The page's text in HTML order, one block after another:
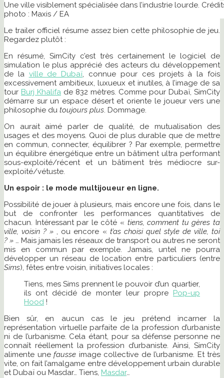
Une ville visiblement spécialisée dans l’industrie lourde.
photo : Maxis / EA
Le trailer officiel résume assez bien cette philosophie de jeu.
Regardez plutôt :
En résumé, SimCity c’est très certainement le logiciel de
simulation le plus apprécié des acteurs du développement
de la ville de Dubaï, connue pour ces projets à la fois
excessivement ambitieux, luxueux et inutiles, à l’image de sa
tour Burj Khalifa de 832 mètres. Comme pour Dubaï, SimCity
démarre sur un espace désert et oriente le joueur vers une
philosophie du toujours plus. Dommage.
On aurait aimé parler de qualité, de mutualisation des
usages et des moyens. Quoi de plus durable que de mettre
en commun, connecter, équilibrer ? Par exemple, permettre
un équilibre énergétique entre un bâtiment ultra performant
sous-exploité/récent et un bâtiment très médiocre sur-
exploité/vétuste.
Un espoir : le mode multijoueur en ligne.
Possibilité de jouer à plusieurs, mais encore une fois, dans le
but de confronter les performances quantitatives de
chacun. Intéressant par le côté « tiens, comment tu gères ta
ville, voisin ? » , ou encore « t’as choisi quel style de ville, toi
? » … Mais jamais les réseaux de transport ou autres ne seront
mis en commun par exemple. Jamais, untel ne pourra
développer un réseau de location entre particuliers (entre
Sims), fêtes entre voisin, initiatives locales :
Tiens, mes Sims prennent le pouvoir d’un quartier,
ils ont décidé de monter leur propre
Pop-up
Hood !
Bien sûr, en aucun cas le jeu prétend incarner la
représentation virtuelle parfaite de la profession d’urbaniste
ni de l’urbanisme. Cela étant, pour sa défense personne ne
connaît réellement la profession d’urbaniste. Ainsi, SimCity
alimente une fausse image collective de l’urbanisme. Et très
vite, on fait l’amalgame entre développement urbain durable
et Dubaï ou Masdar… Tiens, Masdar…